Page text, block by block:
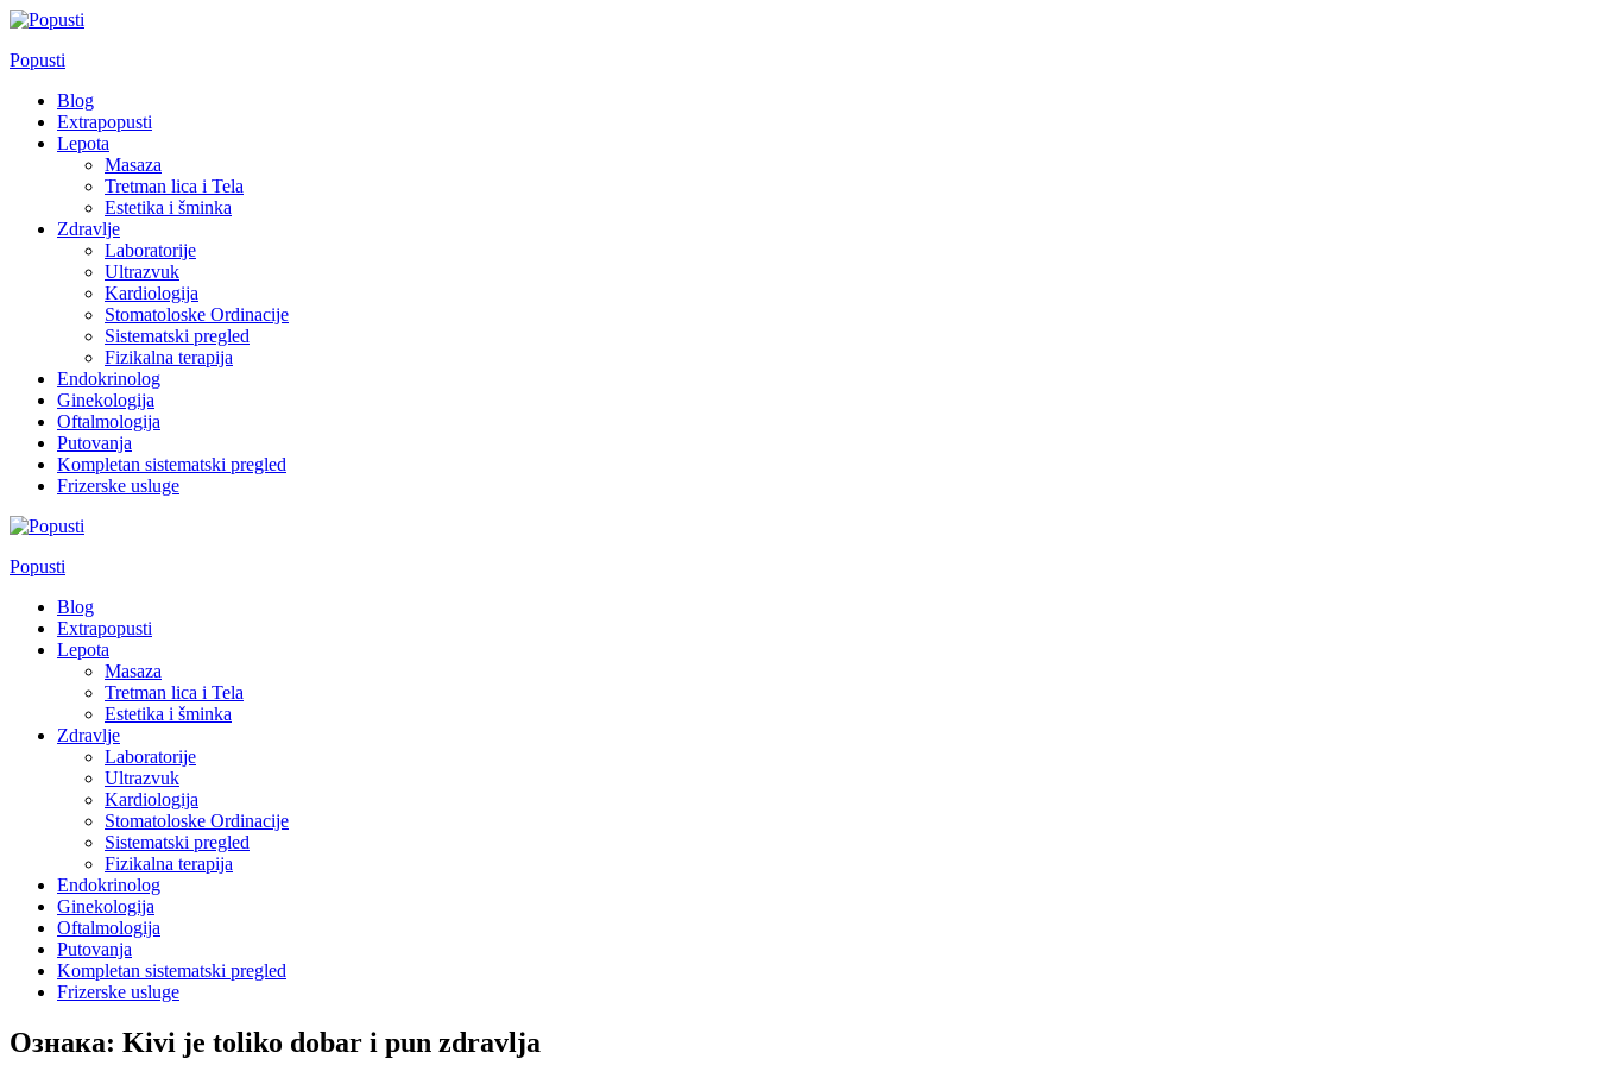
Skip
content
Popusti
Blog
Extrapopusti
Lepota
Masaza
Tretman lica i Tela
Estetika i šminka
Zdravlje
Laboratorije
Ultrazvuk
Kardiologija
Stomatoloske Ordinacije
Sistematski pregled
Fizikalna terapija
Endokrinolog
Ginekologija
Oftalmologija
Putovanja
Kompletan sistematski pregled
Frizerske usluge
Popusti
Blog
Extrapopusti
Lepota
Masaza
Tretman lica i Tela
Estetika i šminka
Zdravlje
Laboratorije
Ultrazvuk
Kardiologija
Stomatoloske Ordinacije
Sistematski pregled
Fizikalna terapija
Endokrinolog
Ginekologija
Oftalmologija
Putovanja
Kompletan sistematski pregled
Frizerske usluge
Ознака: Kivi je toliko dobar i pun zdravlja